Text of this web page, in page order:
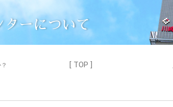
ーについて
[ TOP ]